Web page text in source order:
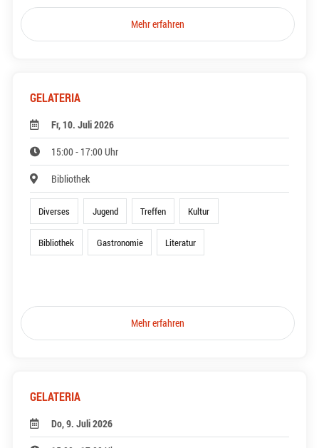
Mehr erfahren
GELATERIA
Fr, 10. Juli 2026
15:00 - 17:00 Uhr
Bibliothek
Diverses Jugend Treffen Kultur
Bibliothek Gastronomie Literatur
Mehr erfahren
GELATERIA
Do, 9. Juli 2026